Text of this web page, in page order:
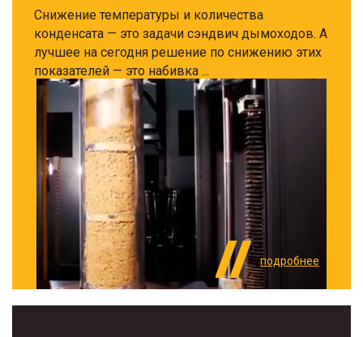
Снижение температуры и количества
конденсата — это задачи сэндвич дымоходов. А
лучшее на сегодня решение по снижению этих
показателей — это набивка ...
подробнее